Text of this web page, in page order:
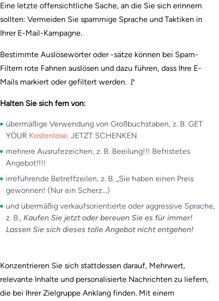
Eine letzte offensichtliche Sache, an die Sie sich erinnern
sollten: Vermeiden Sie spammige Sprache und Taktiken in
Ihrer E-Mail-Kampagne.
Bestimmte Auslösewörter oder -sätze können bei Spam-
Filtern rote Fahnen auslösen und dazu führen, dass Ihre E-
Mails markiert oder gefiltert werden. 🚩
Halten Sie sich fern von:
übermäßige Verwendung von Großbuchstaben, z. B. GET
YOUR Kostenlose. JETZT SCHENKEN
mehrere Ausrufezeichen, z. B. Beeilung!!! Befristetes
Angebot!!!!
irreführende Betreffzeilen, z. B. „Sie haben einen Preis
gewonnen! (Nur ein Scherz…)
und übermäßig verkaufsorientierte oder aggressive Sprache,
z. B., Kaufen Sie jetzt oder bereuen Sie es für immer!
Lassen Sie sich dieses tolle Angebot nicht entgehen!
Konzentrieren Sie sich stattdessen darauf, Mehrwert,
relevante Inhalte und personalisierte Nachrichten zu liefern,
die bei Ihrer Zielgruppe Anklang finden. Mit einem